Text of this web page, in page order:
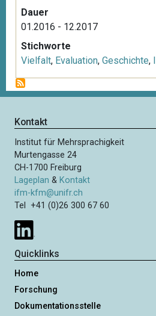
Dauer
01.2016 - 12.2017
Stichworte
Vielfalt, Evaluation, Geschichte,
Kontakt
Institut für Mehrsprachigkeit
Murtengasse 24
CH-1700 Freiburg
Lageplan & Kontakt
ifm-kfm@unifr.ch
Tel +41 (0)26 300 67 60
Quicklinks
Home
Forschung
Dokumentationsstelle